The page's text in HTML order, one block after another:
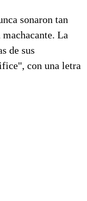
sonaron tan
La
de sus
con una letra